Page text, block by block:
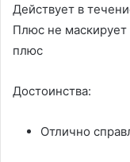
Действует в
Плюс не
плюс
Достоинства:
Отлично